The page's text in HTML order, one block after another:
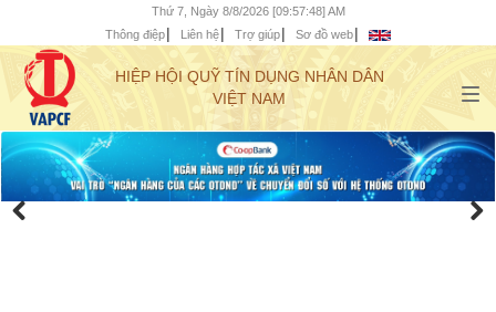
Thứ 7, Ngày 8/8/2026 [09:57:50] AM
Thông điệp
Liên hệ Trợ giúp Sơ đồ web
HIỆP HỘI QUỸ TÍN DỤNG NHÂN DÂN
VIỆT NAM